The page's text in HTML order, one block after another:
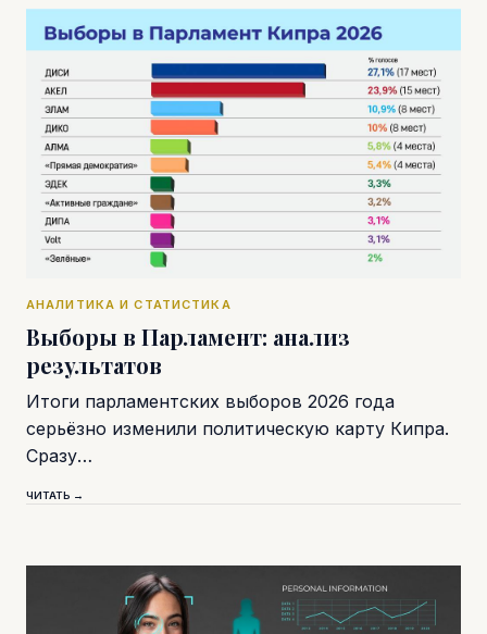
АНАЛИТИКА И СТАТИСТИКА
Выборы в Парламент: анализ
результатов
Итоги парламентских выборов 2026 года
серьёзно изменили политическую карту Кипра.
Сразу…
ЧИТАТЬ →